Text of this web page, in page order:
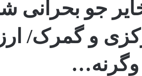
وگرنه…